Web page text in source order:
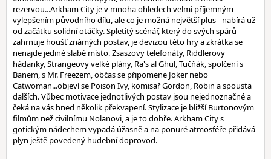
rezervou...Arkham City je v mnoha ohledech velmi příjemným
vylepšením původního dílu, ale co je možná největší plus - nabírá už
od začátku solidní otáčky. Spletitý scénář, který do svých spárů
zahrnuje houšť známých postav, je devizou této hry a zkrátka se
nenajde jediné slabé místo. Zsaszovy telefonáty, Riddlerovy
hádanky, Strangeovy velké plány, Ra's al Ghul, Tučňák, spolčení s
Banem, s Mr. Freezem, občas se připomene Joker nebo
Catwoman...objeví se Poison Ivy, komisař Gordon, Robin a spousta
dalších. Vůbec motivace jednotlivých postav jsou nejednoznačné a
čeká na vás hned několik překvapení. Stylizace je bližší Burtonovým
filmům než civilnímu Nolanovi, a je to dobře. Arkham City s
gotickým nádechem vypadá úžasně a na ponuré atmosféře přidává
plyn ještě povedený hudební doprovod.